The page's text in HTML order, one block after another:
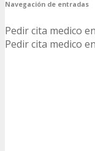
Navegación de entradas
Pedir cita medico
Pedir cita medico